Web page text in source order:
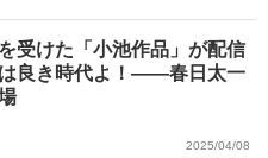
受けた「小池作品」が配信
良き時代よ！――春日太一
2025/04/08